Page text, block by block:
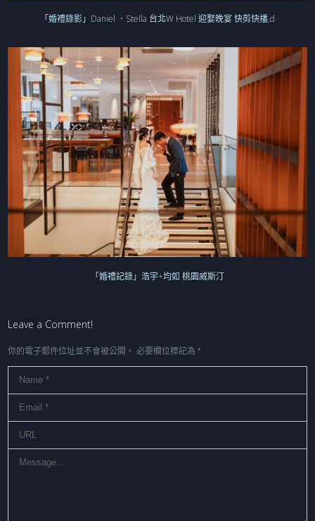
「婚禮錄影」Daniel ．Stella 台北W Hotel 迎娶晚宴 快剪快播,d
「婚禮記錄」浩宇+均如 桃園威斯汀
Leave a Comment!
你的電子郵件位址並不會被公開。 必要欄位標記為*